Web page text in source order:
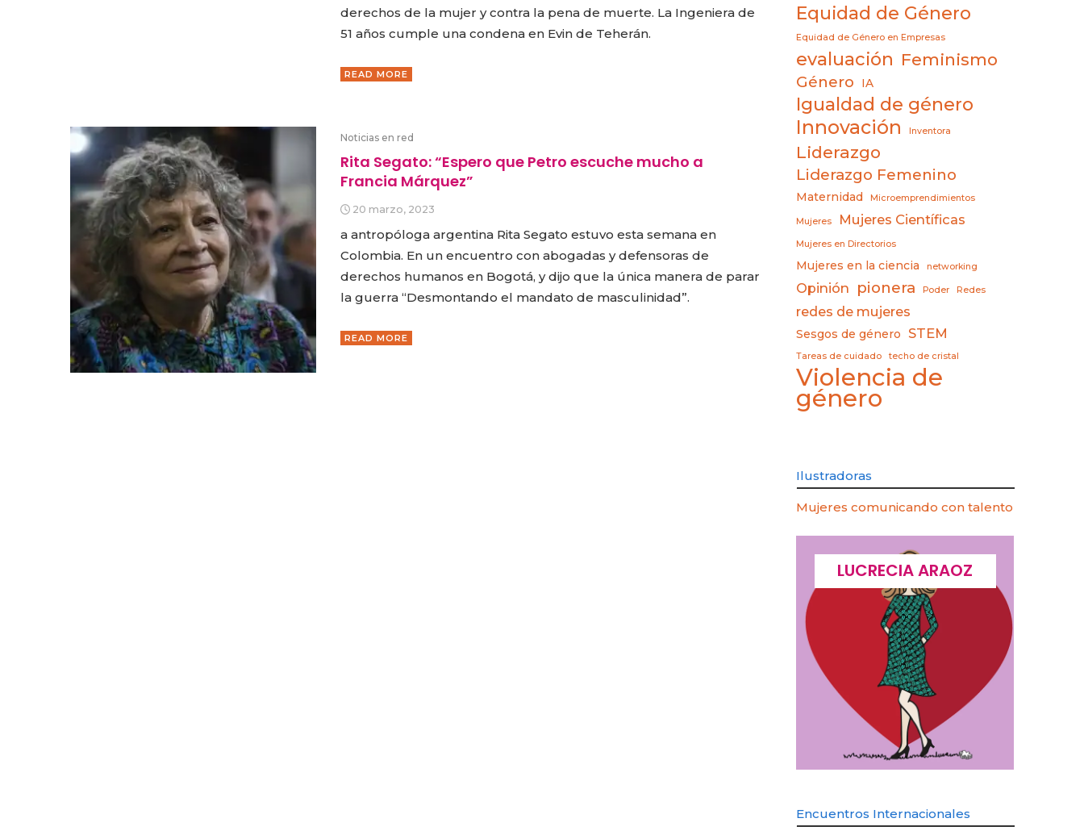
derechos de la mujer y contra la pena de muerte. La Ingeniera de
51 años cumple una condena en Evin de Teherán.
READ MORE
Noticias en red
Rita Segato: “Espero que Petro escuche mucho a
Francia Márquez”
20 marzo, 2023
a antropóloga argentina Rita Segato estuvo esta semana en
Colombia. En un encuentro con abogadas y defensoras de
derechos humanos en Bogotá, y dijo que la única manera de parar
la guerra “Desmontando el mandato de masculinidad”.
READ MORE
Equidad de Género
Equidad de Género en Empresas
evaluación Feminismo
Género IA
Igualdad de género
Innovación Inventora
Liderazgo
Liderazgo Femenino
Maternidad Microemprendimientos
Mujeres Mujeres Científicas
Mujeres en Directorios
Mujeres en la ciencia networking
Opinión pionera Poder Redes
redes de mujeres
Sesgos de género STEM
Tareas de cuidado techo de cristal
Violencia de
género
Ilustradoras
Mujeres comunicando con talento
LUCRECIA ARAOZ
Encuentros Internacionales